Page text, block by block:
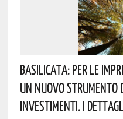
Basilicata: Per Le
Un Nuovo Strumento
Investimenti. I